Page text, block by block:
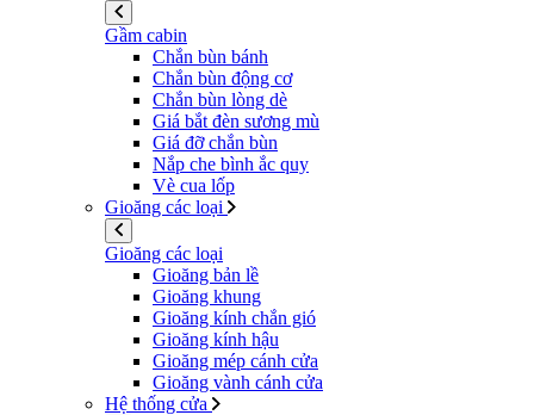
Gầm cabin
Chắn bùn bánh
Chắn bùn động cơ
Chắn bùn lòng dè
Giá bắt đèn sương mù
Giá đỡ chắn bùn
Nắp che bình ắc quy
Vè cua lốp
Gioăng các loại
Gioăng các loại
Gioăng bản lề
Gioăng khung
Gioăng kính chắn gió
Gioăng kính hậu
Gioăng mép cánh cửa
Gioăng vành cánh cửa
Hệ thống cửa